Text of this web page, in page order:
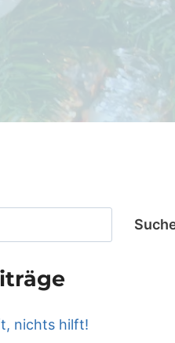
nichts hilft!